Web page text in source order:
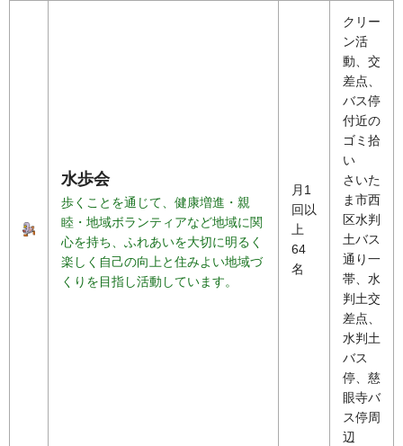
水歩会
歩くことを通じて、健康増進・親
睦・地域ボランティアなど地域に関
心を持ち、ふれあいを大切に明るく
楽しく自己の向上と住みよい地域づ
くりを目指し活動しています。
月1
回以
上
64
名
クリー
ン活
動、交
差点、
バス停
付近の
ゴミ拾
い
さいた
ま市西
区水判
土バス
通り一
帯、水
判土交
差点、
水判土
バス
停、慈
眼寺バ
ス停周
辺